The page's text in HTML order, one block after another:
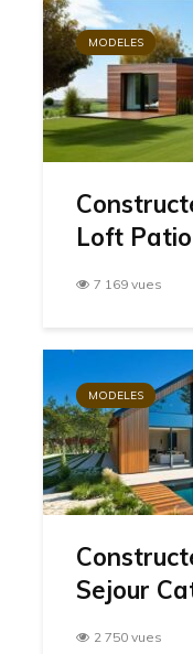
MODELES
Loft
7 169 vues
MODELES
Sejour
2 750 vues